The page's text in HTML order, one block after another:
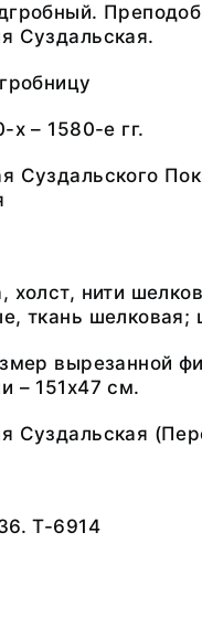
Суздальская.
х – 1580-е гг.
Суздальского
холст, нити
ткань шелковая;
вырезанной
– 151х47 см.
Суздальская
Т-6914